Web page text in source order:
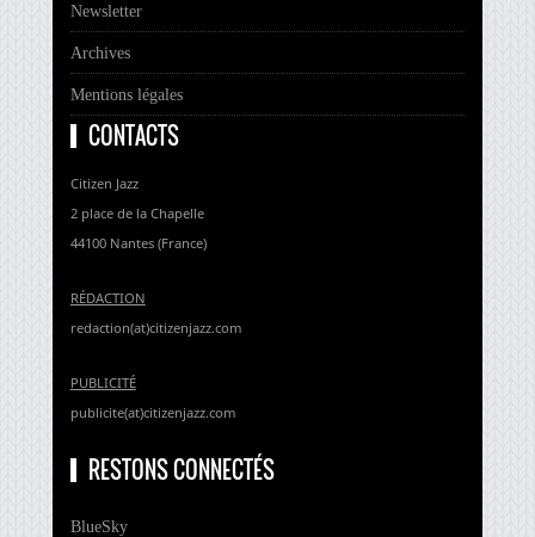
Newsletter
Archives
Mentions légales
CONTACTS
Citizen Jazz
2 place de la Chapelle
44100 Nantes (France)
RÉDACTION
redaction(at)citizenjazz.com
PUBLICITÉ
publicite(at)citizenjazz.com
RESTONS CONNECTÉS
BlueSky